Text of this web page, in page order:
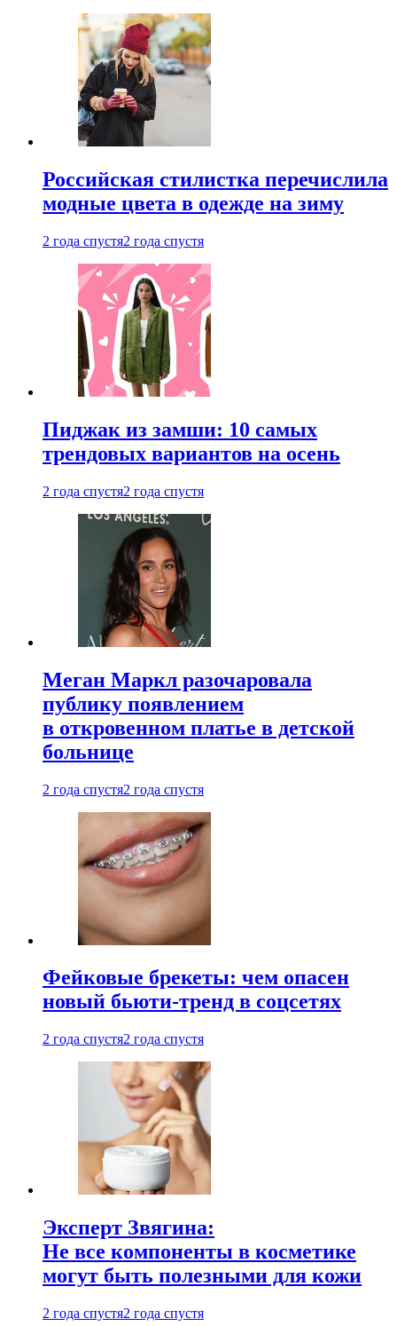
Российская стилистка перечислила
модные цвета в одежде на зиму
2 года спустя2 года спустя
Пиджак из замши: 10 самых
трендовых вариантов на осень
2 года спустя2 года спустя
Меган Маркл разочаровала
публику появлением
в откровенном платье в детской
больнице
2 года спустя2 года спустя
Фейковые брекеты: чем опасен
новый бьюти-тренд в соцсетях
2 года спустя2 года спустя
Эксперт Звягина:
Не все компоненты в косметике
могут быть полезными для кожи
2 года спустя2 года спустя